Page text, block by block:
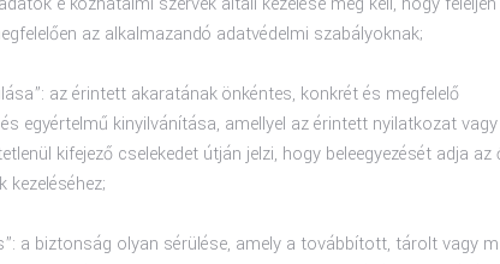
az alkalmazandó adatvédelmi szabályoknak;
az érintett akaratának önkéntes, konkrét és megfelelő
egyértelmű kinyilvánítása, amellyel az érintett nyilatkozat
kifejező cselekedet útján jelzi, hogy beleegyezését adja az
a biztonság olyan sérülése, amely a továbbított, tárolt vagy